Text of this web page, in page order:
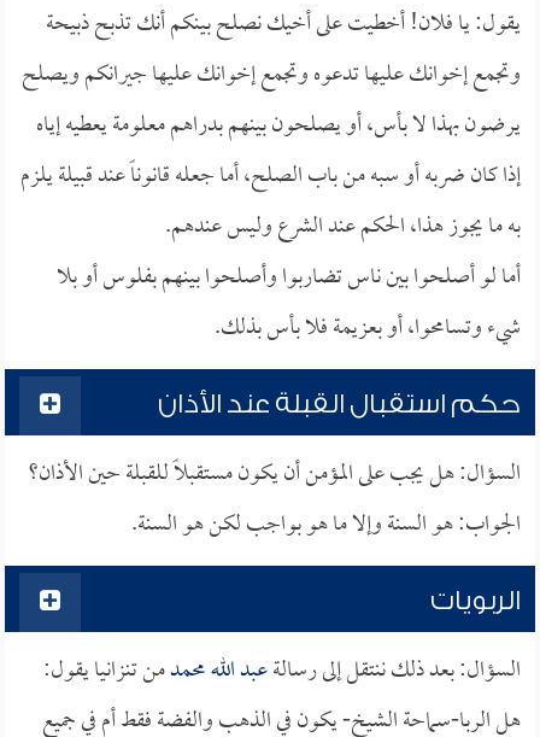
يقول: يا فلان! أخطيت على أخيك نصلح بينكم أنك تذبح ذبيحة
وتجمع إخوانك عليها تدعوه وتجمع إخوانك عليها جيرانكم ويصلح
يرضون بهذا لا بأس، أو يصلحون بينهم بدراهم معلومة يعطيه إياه
إذا كان ضربه أو سبه من باب الصلح، أما جعله قانوناً عند قبيلة يلزم
به ما يجوز هذا، الحكم عند الشرع وليس عندهم.
أما لو أصلحوا بين ناس تضاربوا وأصلحوا بينهم بفلوس أو بلا
شيء وتسامحوا، أو بعزيمة فلا بأس بذلك.
حكم استقبال القبلة عند الأذان
السؤال: هل يجب على المؤمن أن يكون مستقبلاً للقبلة حين الأذان؟
الجواب: هو السنة وإلا ما هو بواجب لكن هو السنة.
الربويات
السؤال: بعد ذلك ننتقل إلى رسالةعبد الله محمدمن تنزانيا يقول:
هل الربا-سماحة الشيخ- يكون في الذهب والفضة فقط أم في جميع